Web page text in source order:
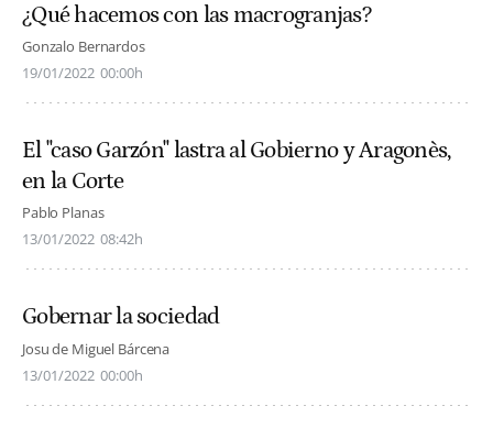
¿Qué hacemos con las macrogranjas?
Gonzalo Bernardos
19/01/2022 00:00h
El "caso Garzón" lastra al Gobierno y Aragonès,
en la Corte
Pablo Planas
13/01/2022 08:42h
Gobernar la sociedad
Josu de Miguel Bárcena
13/01/2022 00:00h